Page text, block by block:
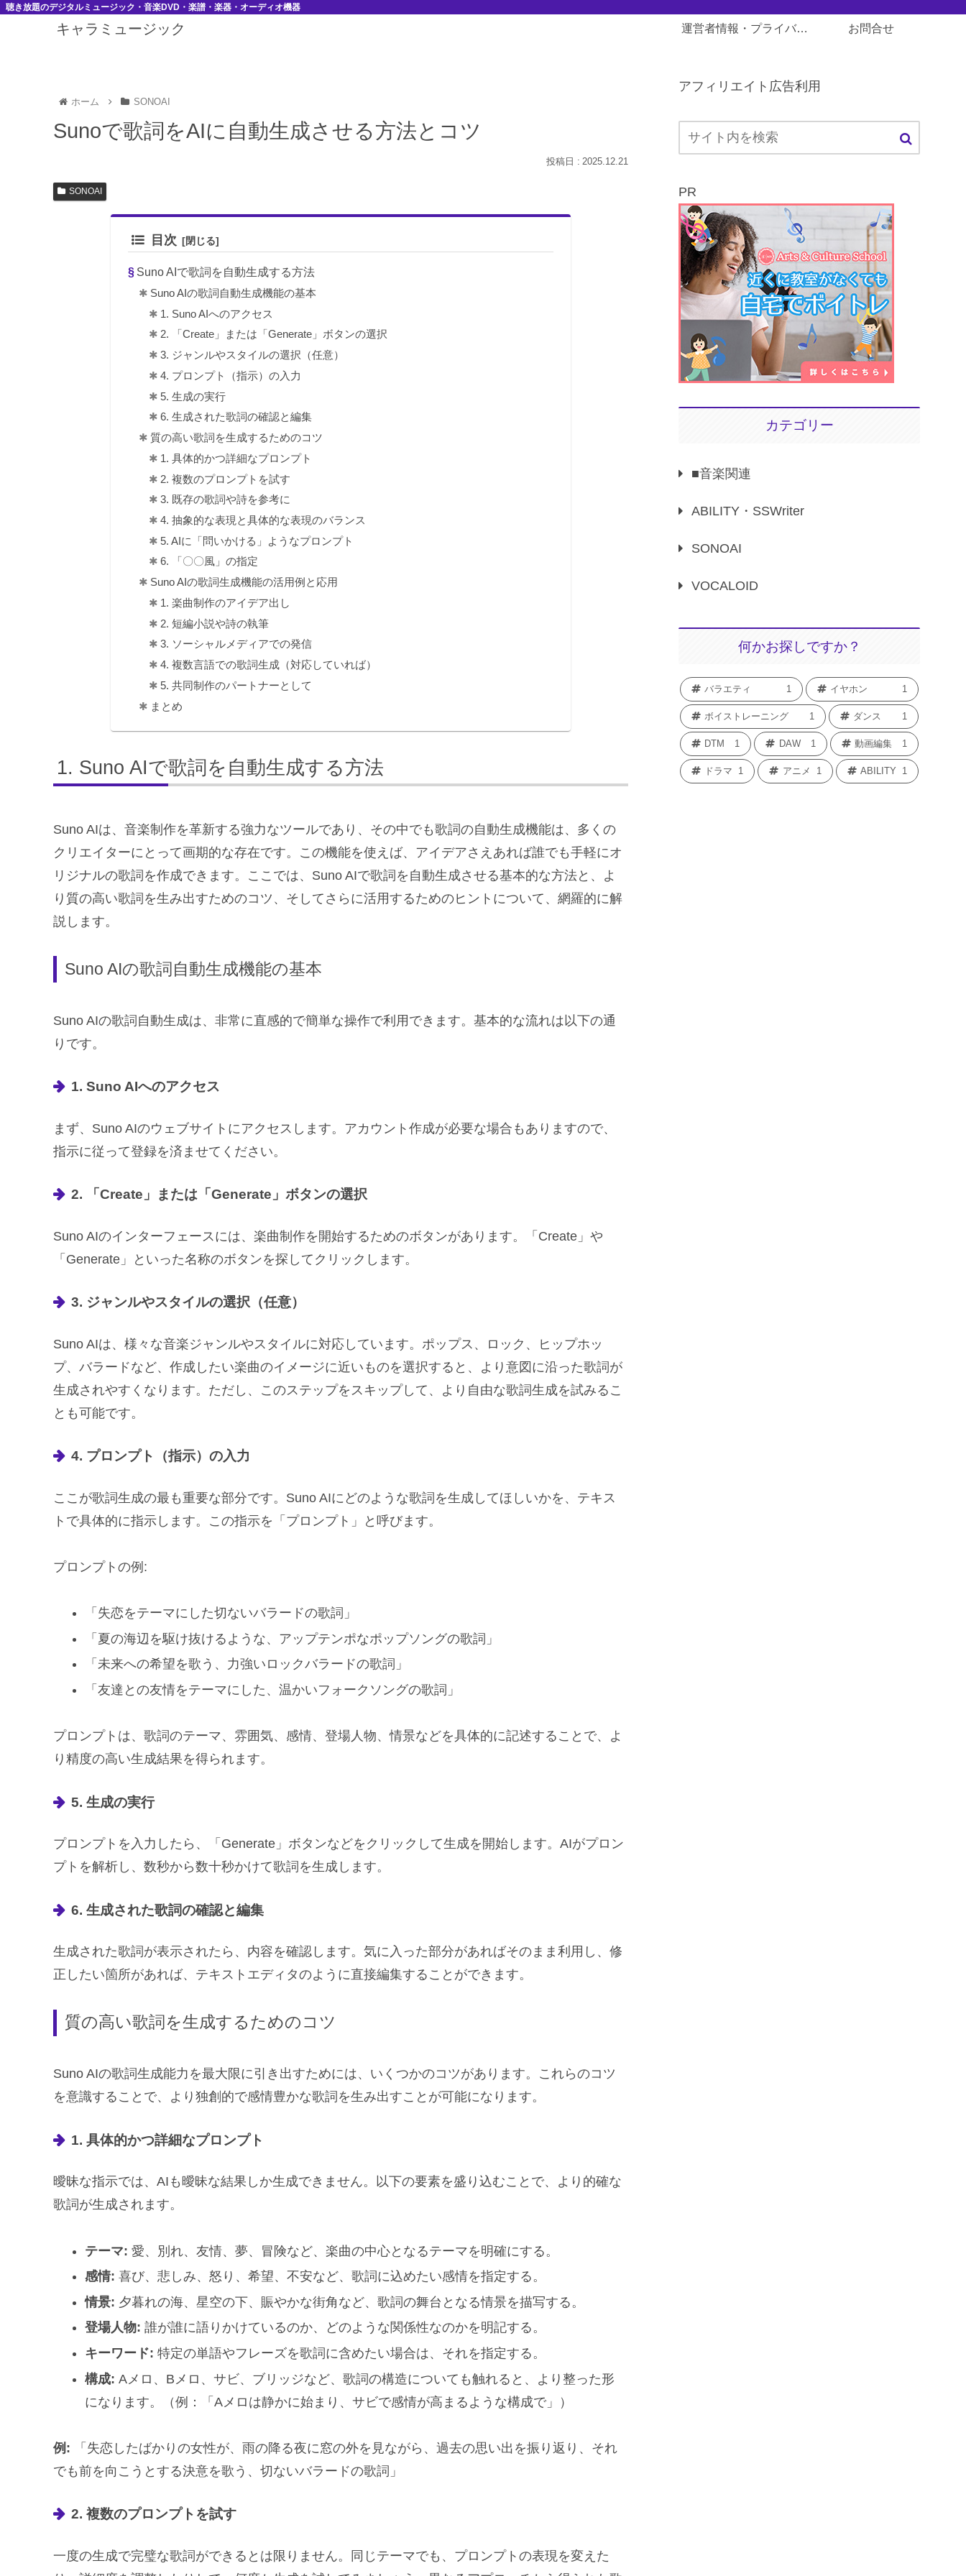
聴き放題のデジタルミュージック・音楽DVD・楽譜・楽器・オーディオ機器
キャラミュージック 運営者情報・プライバシーポリシー お問合せ
ホーム SONOAI
Sunoで歌詞をAIに自動生成させる方法とコツ
2025.12.21
SONOAI
目次
Suno AIで歌詞を自動生成する方法
Suno AIの歌詞自動生成機能の基本
1. Suno AIへのアクセス
2. 「Create」または「Generate」ボタンの選択
3. ジャンルやスタイルの選択（任意）
4. プロンプト（指示）の入力
5. 生成の実行
6. 生成された歌詞の確認と編集
質の高い歌詞を生成するためのコツ
1. 具体的かつ詳細なプロンプト
2. 複数のプロンプトを試す
3. 既存の歌詞や詩を参考に
4. 抽象的な表現と具体的な表現のバランス
5. AIに「問いかける」ようなプロンプト
6. 「〇〇風」の指定
Suno AIの歌詞生成機能の活用例と応用
1. 楽曲制作のアイデア出し
2. 短編小説や詩の執筆
3. ソーシャルメディアでの発信
4. 複数言語での歌詞生成（対応していれば）
5. 共同制作のパートナーとして
まとめ
Suno AIで歌詞を自動生成する方法
Suno AIは、音楽制作を革新する強力なツールであり、その中でも歌詞の自動生成機能は、多くの
クリエイターにとって画期的な存在です。この機能を使えば、アイデアさえあれば誰でも手軽にオ
リジナルの歌詞を作成できます。ここでは、Suno AIで歌詞を自動生成させる基本的な方法と、よ
り質の高い歌詞を生み出すためのコツ、そしてさらに活用するためのヒントについて、網羅的に解
説します。
Suno AIの歌詞自動生成機能の基本
Suno AIの歌詞自動生成は、非常に直感的で簡単な操作で利用できます。基本的な流れは以下の通
りです。
1. Suno AIへのアクセス
まず、Suno AIのウェブサイトにアクセスします。アカウント作成が必要な場合もありますので、
指示に従って登録を済ませてください。
2. 「Create」または「Generate」ボタンの選択
Suno AIのインターフェースには、楽曲制作を開始するためのボタンがあります。「Create」や
「Generate」といった名称のボタンを探してクリックします。
3. ジャンルやスタイルの選択（任意）
Suno AIは、様々な音楽ジャンルやスタイルに対応しています。ポップス、ロック、ヒップホッ
プ、バラードなど、作成したい楽曲のイメージに近いものを選択すると、より意図に沿った歌詞が
生成されやすくなります。ただし、このステップをスキップして、より自由な歌詞生成を試みるこ
とも可能です。
4. プロンプト（指示）の入力
ここが歌詞生成の最も重要な部分です。Suno AIにどのような歌詞を生成してほしいかを、テキス
トで具体的に指示します。この指示を「プロンプト」と呼びます。
プロンプトの例:
「失恋をテーマにした切ないバラードの歌詞」
「夏の海辺を駆け抜けるような、アップテンポなポップソングの歌詞」
「未来への希望を歌う、力強いロックバラードの歌詞」
「友達との友情をテーマにした、温かいフォークソングの歌詞」
プロンプトは、歌詞のテーマ、雰囲気、感情、登場人物、情景などを具体的に記述することで、よ
り精度の高い生成結果を得られます。
5. 生成の実行
プロンプトを入力したら、「Generate」ボタンなどをクリックして生成を開始します。AIがプロン
プトを解析し、数秒から数十秒かけて歌詞を生成します。
6. 生成された歌詞の確認と編集
生成された歌詞が表示されたら、内容を確認します。気に入った部分があればそのまま利用し、修
正したい箇所があれば、テキストエディタのように直接編集することができます。
質の高い歌詞を生成するためのコツ
Suno AIの歌詞生成能力を最大限に引き出すためには、いくつかのコツがあります。これらのコツ
を意識することで、より独創的で感情豊かな歌詞を生み出すことが可能になります。
1. 具体的かつ詳細なプロンプト
曖昧な指示では、AIも曖昧な結果しか生成できません。以下の要素を盛り込むことで、より的確な
歌詞が生成されます。
テーマ: 愛、別れ、友情、夢、冒険など、楽曲の中心となるテーマを明確にする。
感情: 喜び、悲しみ、怒り、希望、不安など、歌詞に込めたい感情を指定する。
情景: 夕暮れの海、星空の下、賑やかな街角など、歌詞の舞台となる情景を描写する。
登場人物: 誰が誰に語りかけているのか、どのような関係性なのかを明記する。
キーワード: 特定の単語やフレーズを歌詞に含めたい場合は、それを指定する。
構成: Aメロ、Bメロ、サビ、ブリッジなど、歌詞の構造についても触れると、より整った形
になります。（例：「Aメロは静かに始まり、サビで感情が高まるような構成で」）
例: 「失恋したばかりの女性が、雨の降る夜に窓の外を見ながら、過去の思い出を振り返り、それ
でも前を向こうとする決意を歌う、切ないバラードの歌詞」
2. 複数のプロンプトを試す
一度の生成で完璧な歌詞ができるとは限りません。同じテーマでも、プロンプトの表現を変えた
アフィリエイト広告利用
PR
カテゴリー
■音楽関連
ABILITY・SSWriter
SONOAI
VOCALOID
何かお探しですか？
バラエティ 1 イヤホン 1
ボイストレーニング 1 ダンス 1
DTM 1 DAW 1 動画編集 1
ドラマ 1 アニメ 1 ABILITY 1